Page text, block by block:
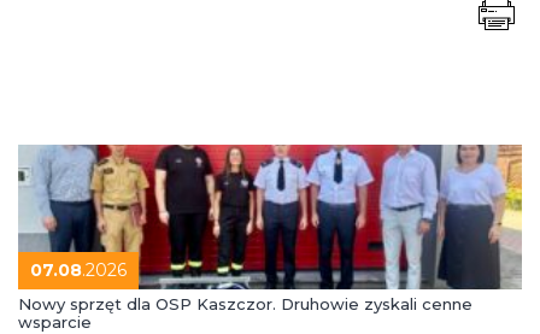
07.08.2026
Nowy sprzęt dla OSP Kaszczor. Druhowie zyskali cenne
wsparcie